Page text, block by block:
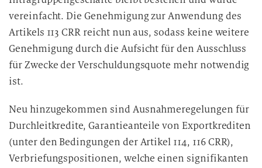
vereinfacht. Die Genehmigung zur Anwendung des
Artikels 113 CRR reicht nun aus, sodass keine weitere
Genehmigung durch die Aufsicht für den Ausschluss
für Zwecke der Verschuldungsquote mehr notwendig
ist.
Neu hinzugekommen sind Ausnahmeregelungen für
Durchleitkredite, Garantieanteile von Exportkrediten
(unter den Bedingungen der Artikel 114, 116 CRR),
Verbriefungspositionen, welche einen signifikanten